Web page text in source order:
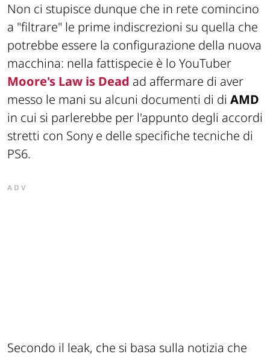
Non ci stupisce dunque che in rete comincino
a "filtrare" le prime indiscrezioni su quella che
potrebbe essere la configurazione della nuova
macchina: nella fattispecie è lo YouTuber
Moore's Law is Dead ad affermare di aver
messo le mani su alcuni documenti di di AMD
in cui si parlerebbe per l'appunto degli accordi
stretti con Sony e delle specifiche tecniche di
PS6.
ADV
Secondo il leak, che si basa sulla notizia che